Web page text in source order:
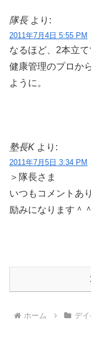
隊長 より:
2011年7月4日 5:55 PM
なるほど、2本立て
健康管理のプロか
ように。
塾長K より:
2011年7月5日 3:34 PM
＞隊長さま
いつもコメントあ
励みになります＾＾
ホーム デ